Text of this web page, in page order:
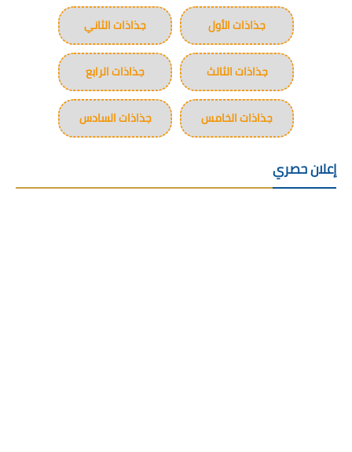
جذاذات الأول جذاذات الثاني
جذاذات الثالث جذاذات الرابع
جذاذات الخامس جذاذات السادس
إعلان حصري